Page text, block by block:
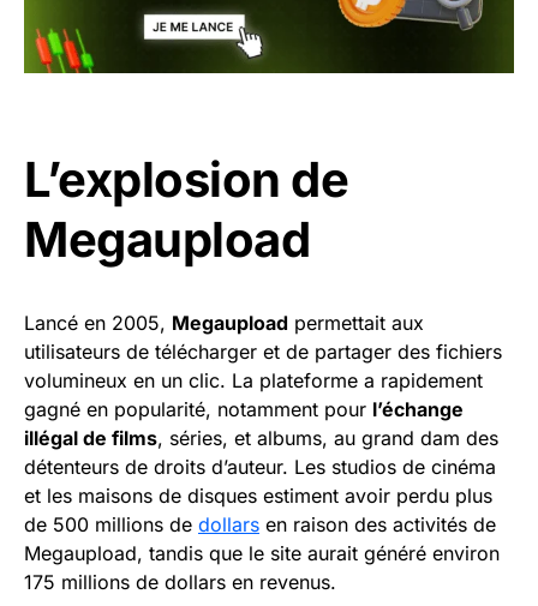
L’explosion de
Megaupload
Lancé en 2005, Megaupload permettait aux
utilisateurs de télécharger et de partager des fichiers
volumineux en un clic. La plateforme a rapidement
gagné en popularité, notamment pour l’échange
illégal de films, séries, et albums, au grand dam des
détenteurs de droits d’auteur. Les studios de cinéma
et les maisons de disques estiment avoir perdu plus
de 500 millions de dollars en raison des activités de
Megaupload, tandis que le site aurait généré environ
175 millions de dollars en revenus.